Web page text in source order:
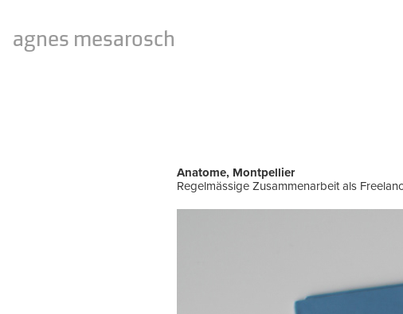
agnes mesarosch
Anatome, Montpellier
Regelmässige Zusammenarbeit als